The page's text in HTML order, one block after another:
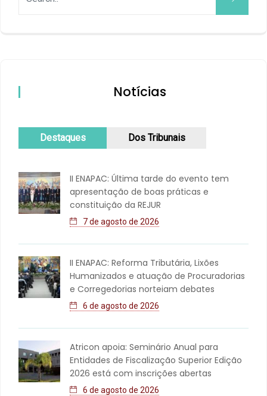
Notícias
Destaques Dos Tribunais
II ENAPAC: Última tarde do evento tem
apresentação de boas práticas e
constituição da REJUR
7 de agosto de 2026
II ENAPAC: Reforma Tributária, Lixões
Humanizados e atuação de Procuradorias
e Corregedorias norteiam debates
6 de agosto de 2026
Atricon apoia: Seminário Anual para
Entidades de Fiscalização Superior Edição
2026 está com inscrições abertas
6 de agosto de 2026